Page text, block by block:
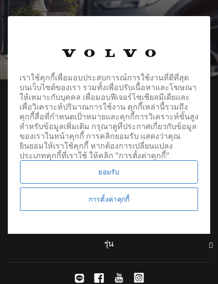
Volvo Selekt
ค้นหาผู้จัดจำหน่าย
รุ่น
เราใช้คุกกี้เพื่อมอบประสบการณ์การใช้งานที่ดีที่สุด
บนเว็บไซต์ของเรา รวมทั้งเพื่อปรับเนื้อหาและโฆษณา
ให้เหมาะกับบุคคล เพื่อมอบฟีเจอร์โซเชียลมีเดียและ
เพื่อวิเคราะห์ปริมาณการใช้งาน คุกกี้เหล่านี้รวมถึง
คุกกี้สื่อที่กำหนดเป้าหมายและคุกกี้การวิเคราะห์ขั้นสูง
สำหรับข้อมูลเพิ่มเติม กรุณาดูที่ประกาศเกี่ยวกับข้อมูล
ของเราในหน้าคุกกี้ การคลิกยอมรับ แสดงว่าคุณ
ยินยอมให้เราใช้คุกกี้ หากต้องการเปลี่ยนแปลง
ประเภทคุกกี้ที่เราใช้ ให้คลิก "การตั้งค่าคุกกี้"
ยอมรับ
การตั้งค่าคุกกี้